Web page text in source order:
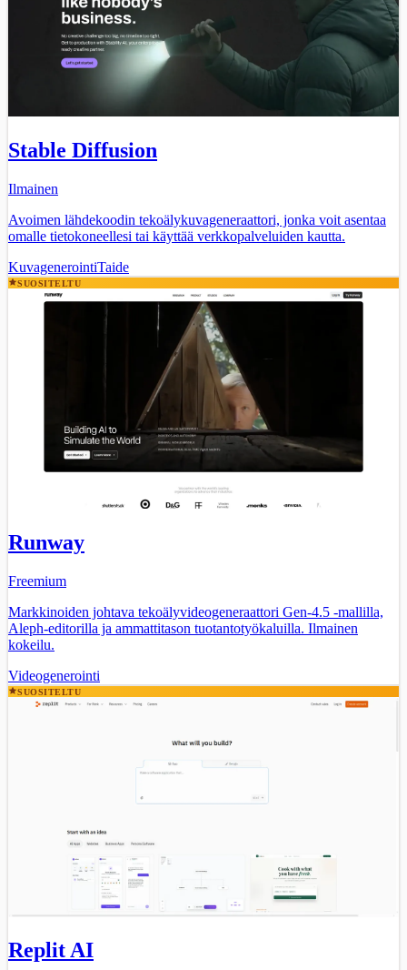
Stable Diffusion
Ilmainen
Avoimen lähdekoodin tekoälykuvageneraattori, jonka voit asentaa
omalle tietokoneellesi tai käyttää verkkopalveluiden kautta.
KuvagenerointiTaide
SUOSITELTU
Runway
Freemium
Markkinoiden johtava tekoälyvideogeneraattori Gen-4.5 -mallilla,
Aleph-editorilla ja ammattitason tuotantotyökaluilla. Ilmainen
kokeilu.
Videogenerointi
SUOSITELTU
Replit AI